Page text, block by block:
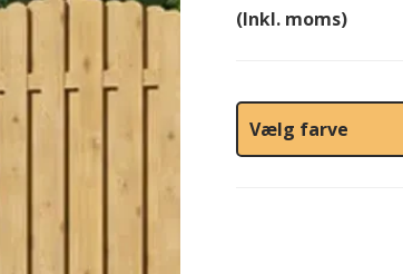
(Inkl. moms)
Vælg farve